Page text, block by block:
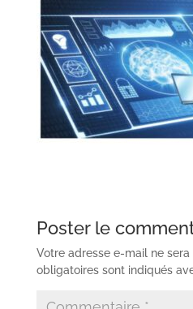
Poster le
Votre adresse e-mail ne sera
obligatoires sont indiqués